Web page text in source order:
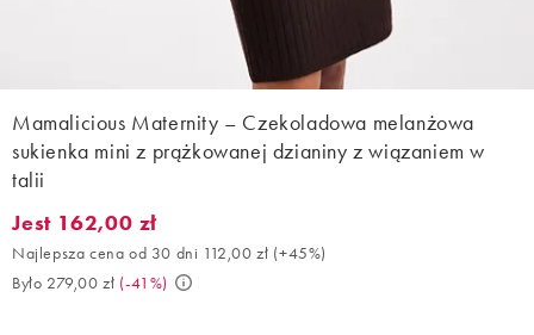
Mamalicious Maternity – Czekoladowa melanżowa
sukienka mini z prążkowanej dzianiny z wiązaniem w
talii
Jest 162,00 zł. Najlepsza cena od 30 dni 112,00 zł (+45%). Było
Jest 162,00 zł
Najlepsza cena od 30 dni 112,00 zł (+45%)
Było 279,00 zł (-41%)